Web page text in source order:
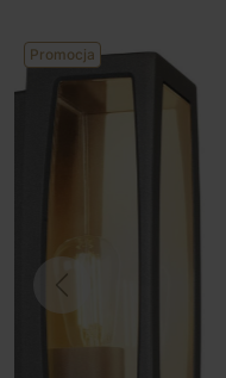
Promocja